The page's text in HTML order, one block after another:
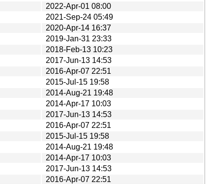
2022-Apr-01 08:00
2021-Sep-24 05:49
2020-Apr-14 16:37
2019-Jan-31 23:33
2018-Feb-13 10:23
2017-Jun-13 14:53
2016-Apr-07 22:51
2015-Jul-15 19:58
2014-Aug-21 19:48
2014-Apr-17 10:03
2017-Jun-13 14:53
2016-Apr-07 22:51
2015-Jul-15 19:58
2014-Aug-21 19:48
2014-Apr-17 10:03
2017-Jun-13 14:53
2016-Apr-07 22:51